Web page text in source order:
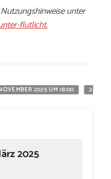
unter
flutlicht.
2025 UM 18:00 25.
2025